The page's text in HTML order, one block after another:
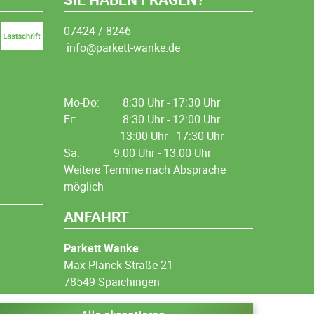
07424 / 8246
info@parkett-wanke.de
Mo-Do:
8:30 Uhr - 17:30 Uhr
Fr:
8:30 Uhr - 12:00 Uhr
13:00 Uhr - 17:30 Uhr
Sa: 9:00 Uhr - 13:00 Uhr
Weitere Termine nach Absprache
möglich
ANFAHRT
Parkett Wanke
Max-Planck-Straße 21
78549 Spaichingen